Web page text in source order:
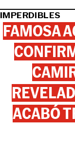
IMPERDIBLES
FAMOSA
ACABÓ